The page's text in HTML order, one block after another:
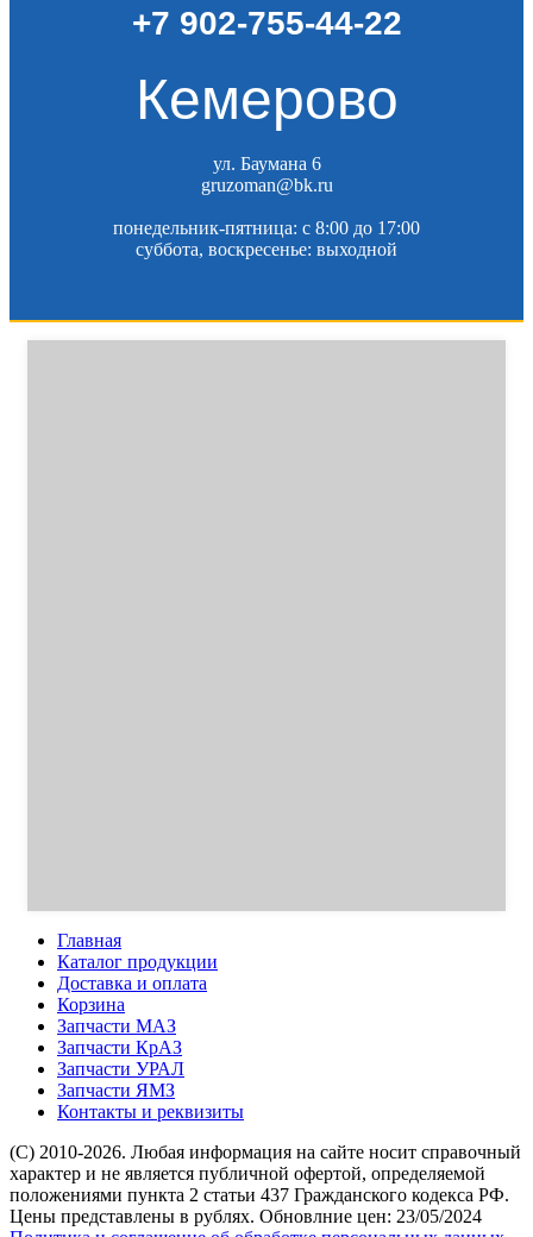
+7 902-755-44-22
Кемерово
ул. Баумана 6
gruzoman@bk.ru
понедельник-пятница: c 8:00 до 17:00
суббота, воскресенье: выходной
Главная
Каталог продукции
Доставка и оплата
Корзина
Запчасти МАЗ
Запчасти КрАЗ
Запчасти УРАЛ
Запчасти ЯМЗ
Контакты и реквизиты
(C) 2010-2026. Любая информация на сайте носит справочный
характер и не является публичной офертой, определяемой
положениями пункта 2 статьи 437 Гражданского кодекса РФ.
Цены представлены в рублях. Обновлние цен: 23/05/2024